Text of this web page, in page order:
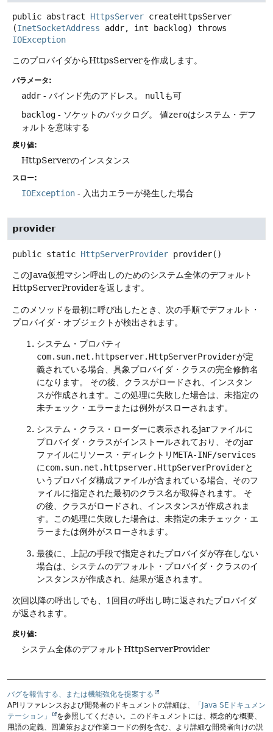
public abstract HttpsServer createHttpsServer
(InetSocketAddress addr, int backlog)
throws
IOException
このプロバイダからHttpsServerを作成します。
パラメータ:
addr - バインド先のアドレス。 null も可
backlog - ソケットのバックログ。 値zeroはシステム・デフ
ォルトを意味する
戻り値:
HttpServerのインスタンス
スロー:
IOException - 入出力エラーが発生した場合
provider
public static HttpServerProvider provider()
このJava仮想マシン呼出しのためのシステム全体のデフォルト
HttpServerProviderを返します。
このメソッドを最初に呼び出したとき、次の手順でデフォルト・
プロバイダ・オブジェクトが検出されます。
システム・プロパティ
com.sun.net.httpserver.HttpServerProviderが定
義されている場合、具象プロバイダ・クラスの完全修飾名
になります。
その後、クラスがロードされ、インスタン
スが作成されます。この処理に失敗した場合は、未指定の
未チェック・エラーまたは例外がスローされます。
システム・クラス・ローダーに表示されるjarファイルに
プロバイダ・クラスがインストールされており、そのjar
ファイルにリソース・ディレクトリMETA-INF/services
にcom.sun.net.httpserver.HttpServerProviderと
いうプロバイダ構成ファイルが含まれている場合、そのフ
ァイルに指定された最初のクラス名が取得されます。
そ
の後、クラスがロードされ、インスタンスが作成されま
す。この処理に失敗した場合は、未指定の未チェック・エ
ラーまたは例外がスローされます。
最後に、上記の手段で指定されたプロバイダが存在しない
場合は、システムのデフォルト・プロバイダ・クラスのイ
ンスタンスが作成され、結果が返されます。
次回以降の呼出しでも、1回目の呼出し時に返されたプロバイダ
が返されます。
戻り値:
システム全体のデフォルトHttpServerProvider
バグを報告する、または機能強化を提案する
APIリファレンスおよび開発者のドキュメントの詳細は、
「Java SEドキュメン
テーション」
を参照してください。このドキュメントには、概念的な概要、
用語の定義、回避策および作業コードの例を含む、より詳細な開発者向けの説